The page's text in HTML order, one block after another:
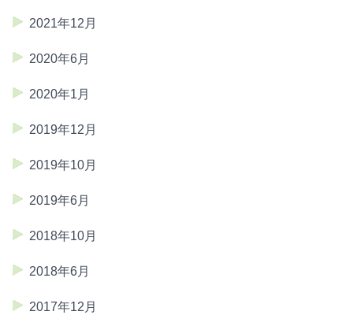
2021年12月
2020年6月
2020年1月
2019年12月
2019年10月
2019年6月
2018年10月
2018年6月
2017年12月